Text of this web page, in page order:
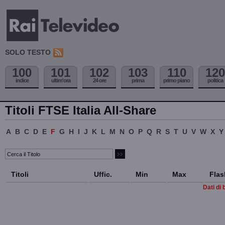
SOLO TESTO
100
indice
101
ultim'ora
102
24 ore
103
prima
110
primo piano
120
politica
Titoli FTSE Italia All-Share
A B C D E F G H I J K L M N O P Q R S T U V W X Y
Titoli Uffic. Min Max
Dati di